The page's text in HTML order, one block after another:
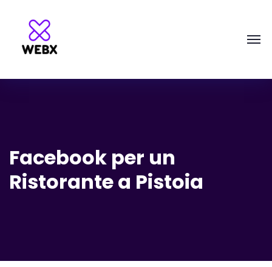
Facebook per un
Ristorante a Pistoia